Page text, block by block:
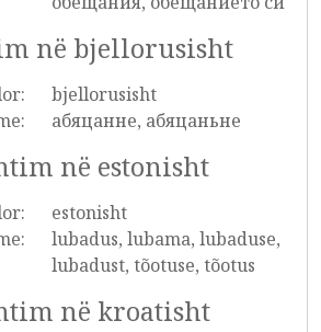
në bjellorusisht
bjellorusisht
абяцанне, абяцаньне
në estonisht
estonisht
lubadus, lubama, lubaduse,
lubadust, tõotuse, tõotus
në kroatisht